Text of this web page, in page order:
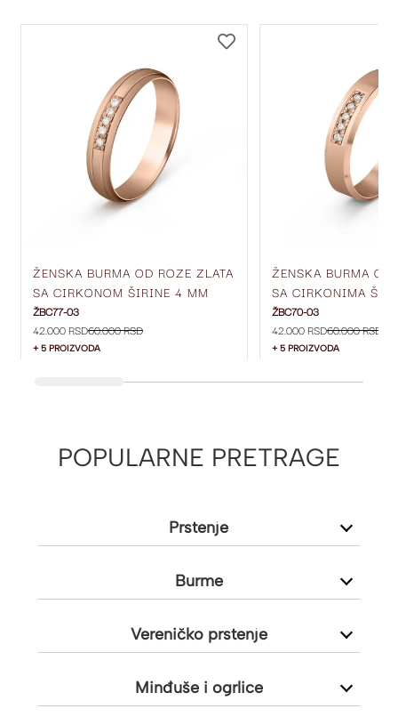
ŽENSKA BURMA OD ROZE ZLATA
SA CIRKONOM ŠIRINE 4 MM
ŽBC77-03
ŽBC77-03
42.000 RSD60.000 RSD
+ 5 PROIZVODA
ŽENSKA BURMA OD
SA CIRKONIMA
ŽBC70-03
ŽBC70-03
42.000 RSD60.000 RSD
+ 5 PROIZVODA
POPULARNE PRETRAGE
Prstenje
Burme
Vereničko prstenje
Minđuše i ogrlice